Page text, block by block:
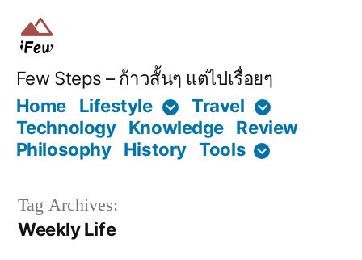
Few Steps – ก้าวสั้นๆ แต่ไปเรื่อยๆ
Home
Lifestyle
Travel
Technology
Knowledge Review
Philosophy
History Tools
Tag Archives:
Weekly Life